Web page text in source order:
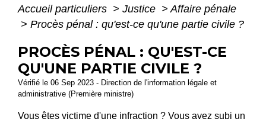
Accueil particuliers > Justice > Affaire pénale
> Procès pénal : qu'est-ce qu'une partie civile ?
PROCÈS PÉNAL : QU'EST-CE
QU'UNE PARTIE CIVILE ?
Vérifié le 06 Sep 2023 - Direction de l'information légale et
administrative (Première ministre)
Vous êtes victime d'une infraction ? Vous avez subi un